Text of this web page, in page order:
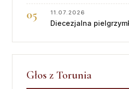
11.07.2026
Diecezjalna
Głos z Torunia